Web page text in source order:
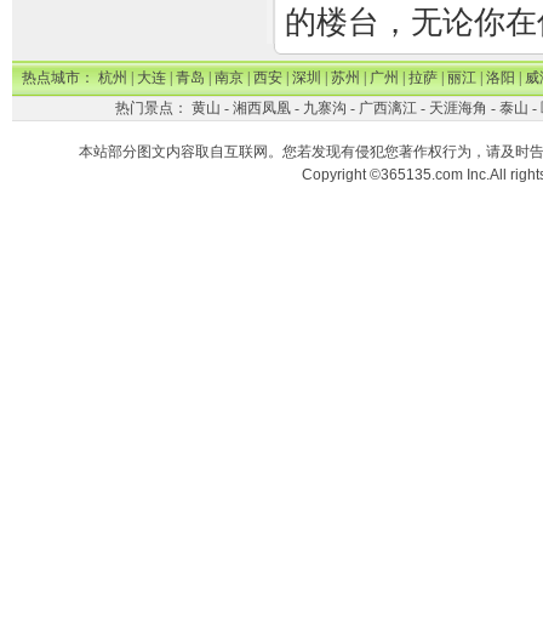
的楼台，无论你
热点城市：杭州|大连|青岛|南京|西安|深圳|苏州|广州|拉萨|丽江|洛阳|威
热门景点： 黄山 - 湘西凤凰- 九寨沟 - 广西漓江- 天涯海角 - 泰山 -
本站部分图文内容取自互联网。您若发现有侵犯您著作权行为，请及时
Copyright ©365135.com Inc.All